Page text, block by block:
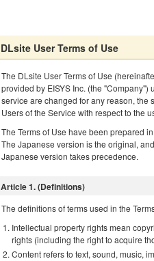
DLsite User Terms of Use
The DLsite User Terms of Use
provided by EISYS Inc. (the
service are changed for any reason,
Users of the Service with respect to the
The Terms of Use have been prepared
The Japanese version is the original,
Japanese version takes precedence.
Article 1. (Definitions)
The definitions of terms used in the
Intellectual property rights mean
rights (including the right to acquire
Content refers to text, sound, music,